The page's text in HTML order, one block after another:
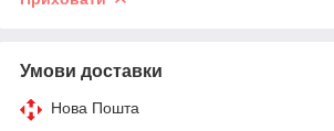
Умови доставки
Нова Пошта